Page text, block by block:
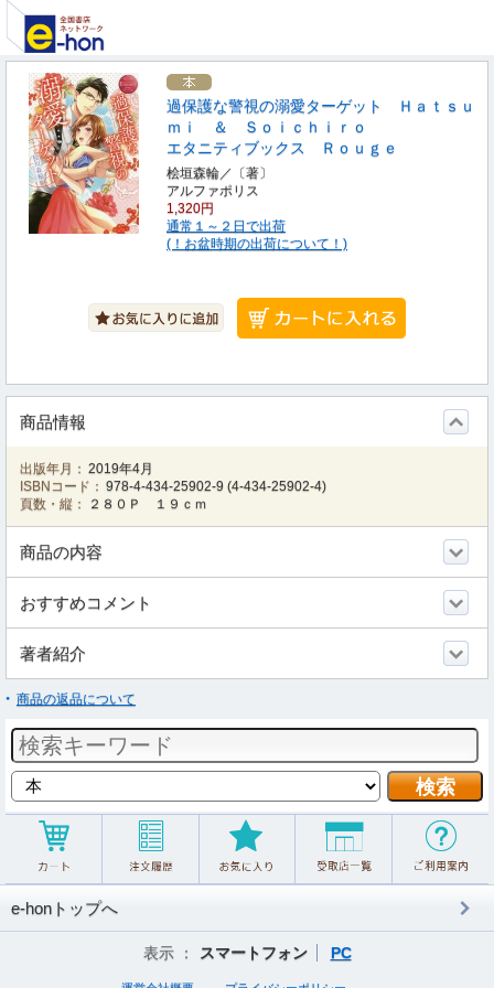
過保護な警視の溺愛ターゲット Ｈａｔｓｕ
ｍｉ ＆ Ｓｏｉｃｈｉｒｏ
エタニティブックス Ｒｏｕｇｅ
桧垣森輪／〔著〕
アルファポリス
1,320円
通常１～２日で出荷
(！お盆時期の出荷について！)
商品情報
出版年月： 2019年4月
ISBNコード： 978-4-434-25902-9 (4-434-25902-4)
頁数・縦：
２８０Ｐ １９ｃｍ
商品の内容
おすすめコメント
著者紹介
商品の返品について
e-honトップへ
表示 ： スマートフォン PC